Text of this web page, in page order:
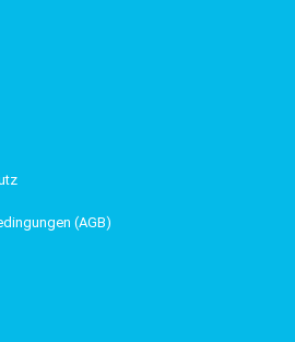
für 888 Filme
zum Film gelegt. Des
zum Kinowerbematerial zu finden.
nach und nach in der richtigen
(AGB)